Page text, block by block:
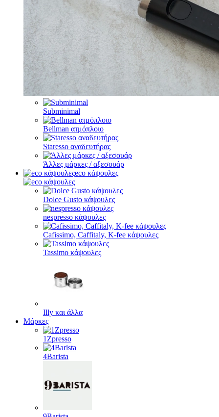
Subminimal
Bellman ατμόπλοιο
Staresso αναδευτήρας
Άλλες μάρκες / αξεσουάρ
eco κάψουλες
Dolce Gusto κάψουλες
nespresso κάψουλες
Cafissimo, Caffitaly, K-fee κάψουλες
Tassimo κάψουλες
Illy και άλλα
Μάρκες
1Zpresso
4Barista